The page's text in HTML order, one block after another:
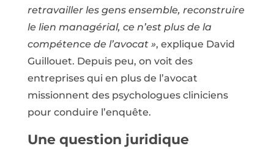
retravailler les gens ensemble, reconstruire
le lien managérial, ce n’est plus de la
compétence de l’avocat », explique David
Guillouet. Depuis peu, on voit des
entreprises qui en plus de l’avocat
missionnent des psychologues cliniciens
pour conduire l’enquête.
Une question juridique